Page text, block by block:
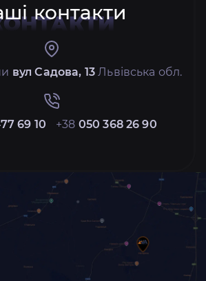
контакти
вул Садова, 13 Львівська обл.
69 10 +38 050 368 26 90